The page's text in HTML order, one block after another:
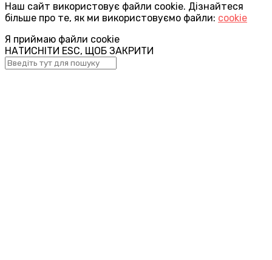
Наш сайт використовує файли cookie. Дізнайтеся
більше про те, як ми використовуємо файли: cookie
Я приймаю файли cookie
НАТИСНІТИ ESC, ЩОБ ЗАКРИТИ